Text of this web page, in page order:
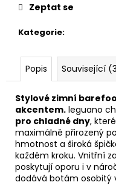
Kategorie:
Zeptat se
Popis Související
Stylové zimní
akcentem. leguano
pro chladné dny,
maximálně přirozený
hmotnost a široká
každém kroku. Vnitřní
poskytují oporu i v
dodává botám osobitý
AFFENZAHN
BAREFOOT
TENISKY
COTTON
HAPPY
-
-
FIALOVÁ
690
Kč